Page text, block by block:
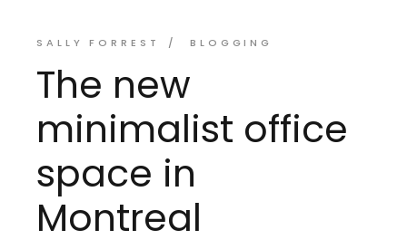
SALLY FORREST BLOGGING
The new
minimalist office
space in
Montreal